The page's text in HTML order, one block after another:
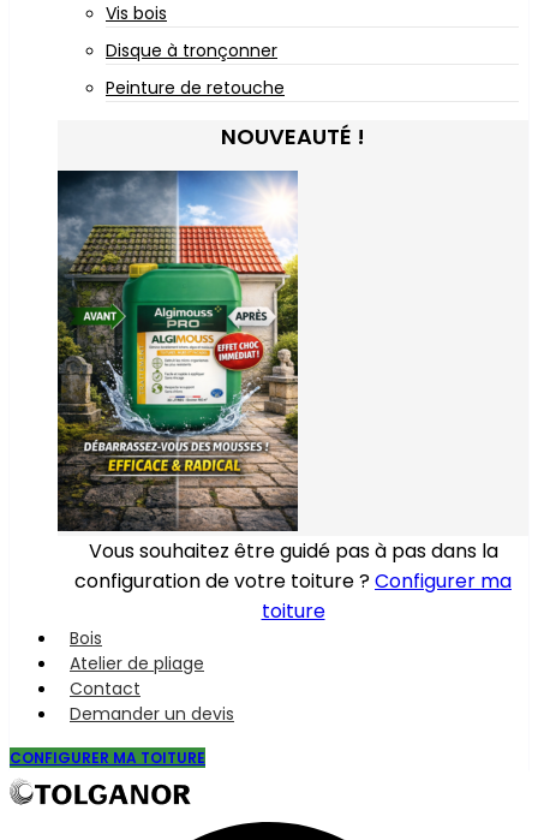
Vis bois
Disque à tronçonner
Peinture de retouche
NOUVEAUTÉ !
Vous souhaitez être guidé pas à pas dans la
configuration de votre toiture ?Configurer ma
toiture
Bois
Atelier de pliage
Contact
Demander un devis
CONFIGURER MA TOITURE